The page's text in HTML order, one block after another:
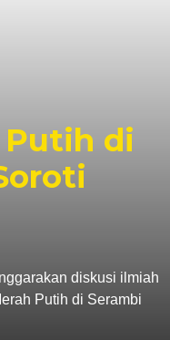
Putih di
diskusi ilmiah
Putih di Serambi